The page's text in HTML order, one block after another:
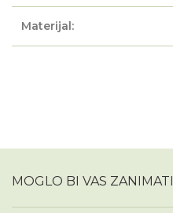
Materijal:
MOGLO BI VAS ZANIMATI